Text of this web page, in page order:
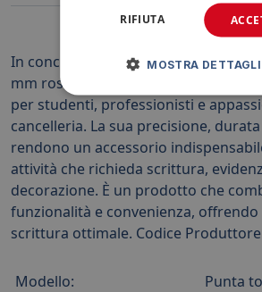
In conclusione, il Marcatore punta
mm rosso è uno strumento versatile
per studenti, professionisti e
cancelleria. La sua precisione,
rendono un accessorio
attività che richieda scrittura,
decorazione. È un prodotto che
funzionalità e convenienza,
scrittura ottimale. Codice
Modello:
Punta
RIFIUTA
MOSTRA DETTAGLI